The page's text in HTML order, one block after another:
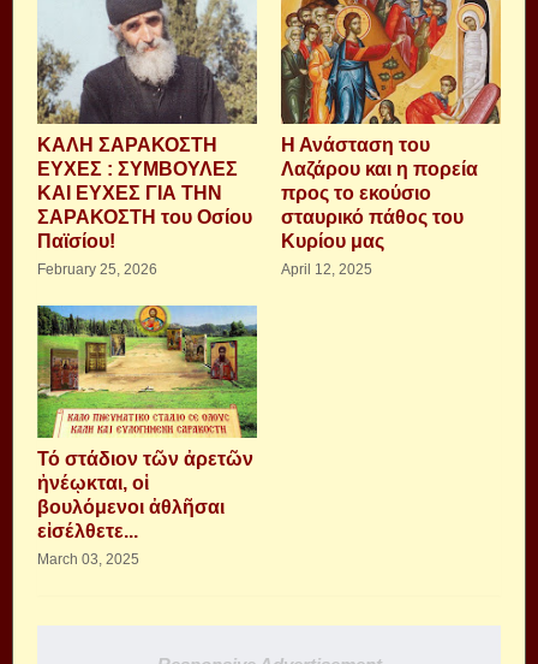
ΚΑΛΗ ΣΑΡΑΚΟΣΤΗ
ΕΥΧΕΣ : ΣΥΜΒΟΥΛΕΣ
ΚΑΙ ΕΥΧΕΣ ΓΙΑ ΤΗΝ
ΣΑΡΑΚΟΣΤΗ του Οσίου
Παϊσίου!
February 25, 2026
Η Ανάσταση του
Λαζάρου και η πορεία
προς το εκούσιο
σταυρικό πάθος του
Κυρίου μας
April 12, 2025
Τό στάδιον τῶν ἀρετῶν
ἠνέῳκται, οἱ
βουλόμενοι ἀθλῆσαι
εἰσέλθετε...
March 03, 2025